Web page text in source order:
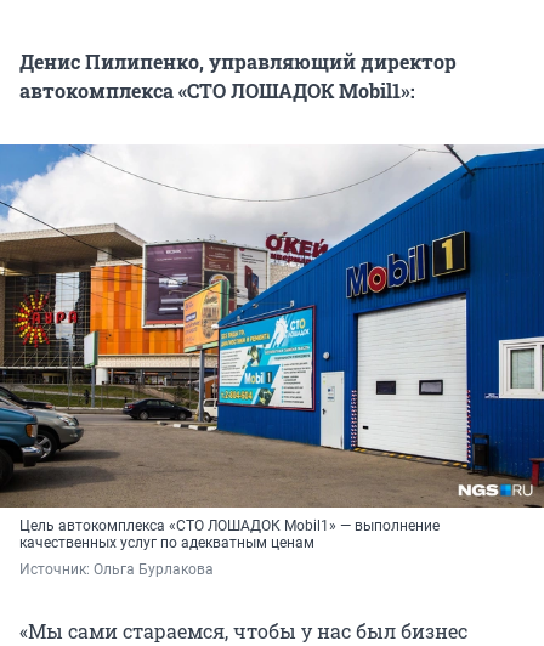
Денис Пилипенко, управляющий директор
автокомплекса «СТО ЛОШАДОК Mobil1»:
Цель автокомплекса «СТО ЛОШАДОК Mobil1» — выполнение
качественных услуг по адекватным ценам
Источник: Ольга Бурлакова
«Мы сами стараемся, чтобы у нас был бизнес